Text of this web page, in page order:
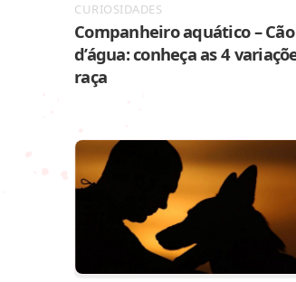
CURIOSIDADES
Companheiro aquático – Cão
d’água: conheça as 4
raça